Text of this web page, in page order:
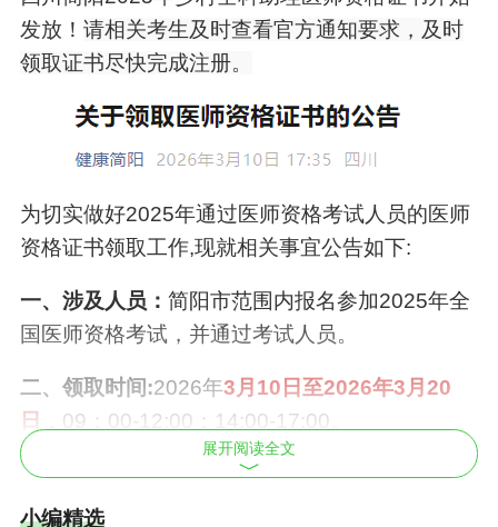
发放！ 请相关考生及时查看官方通知要求，及时
领取证书尽快完成注册。
为切实做好2025年通过医师资格考试人员的医师
资格证书领取工作,现就相关事宜公告如下:
一、涉及人员： 简阳市范围内报名参加2025年全
国医师资格考试，并通过考试人员。
二、领取 时间 :2026年3 月 10日至2026年3 月20
日
，09：00-12:00；14:00-17:00
三、领取地址：简阳市卫生健康局医政科办公室
（射洪坝街道松林路
展开阅读全文
小编精选